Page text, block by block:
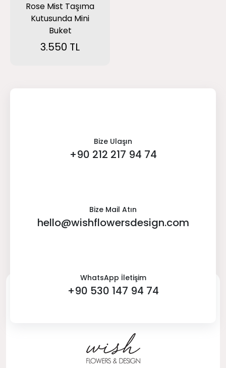
Rose Mist Taşıma
Kutusunda Mini
Buket
3.550 TL
Bize Ulaşın
+90 212 217 94 74
Bize Mail Atın
hello@wishflowersdesign.com
WhatsApp İletişim
+90 530 147 94 74